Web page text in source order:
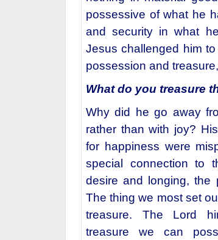
possessive of what he
and security in what
Jesus challenged him
possession and
What do you treasure
Why did he go away
rather than with joy?
for happiness were
special connection to
desire and longing, the
The thing we most set
treasure. The Lord
treasure we can